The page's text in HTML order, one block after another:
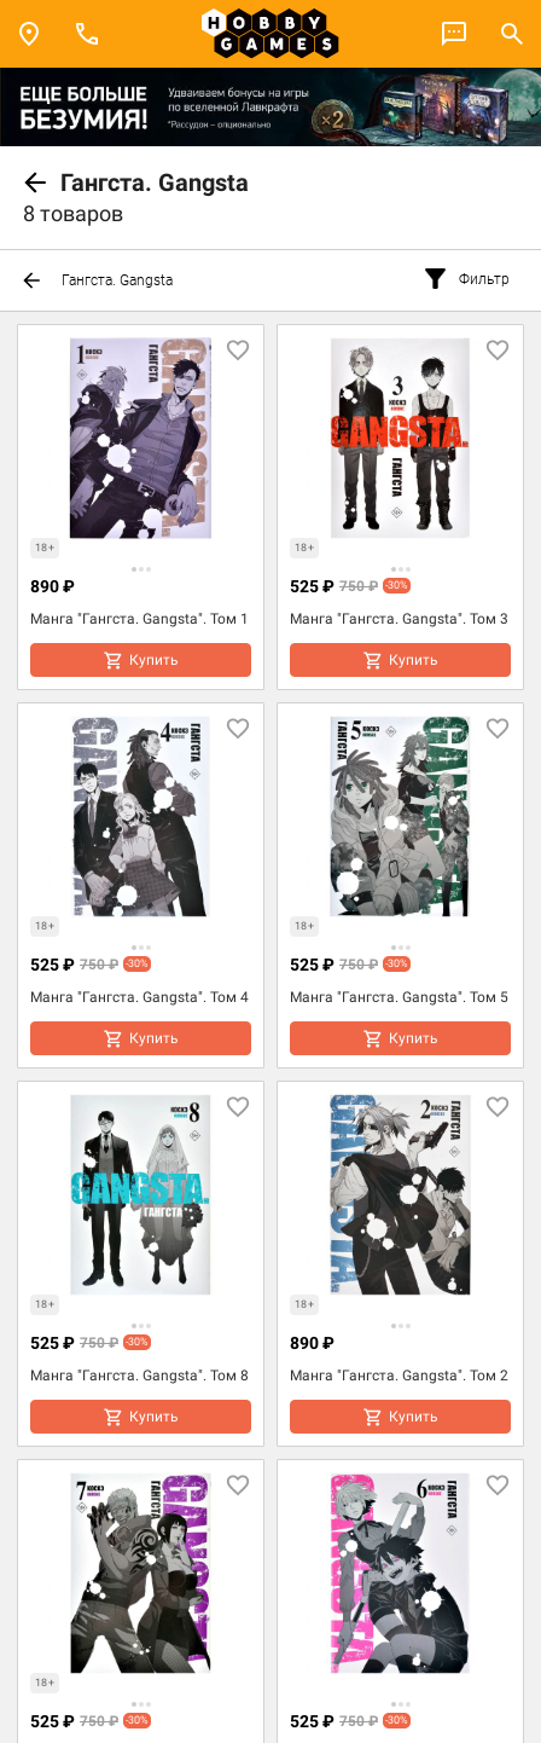
Гангста. Gangsta
8 товаров
Гангста. Gangsta Фильтр
18+
Манга "Гангста. Gangsta". Том 1
890 ₽
Купить
18+
Манга "Гангста. Gangsta". Том 3
525 ₽ 750 ₽ -30%
Купить
18+
Манга "Гангста. Gangsta". Том 4
525 ₽ 750 ₽ -30%
Купить
18+
Манга "Гангста. Gangsta". Том 5
525 ₽ 750 ₽ -30%
Купить
18+
Манга "Гангста. Gangsta". Том 8
525 ₽ 750 ₽ -30%
Купить
18+
Манга "Гангста. Gangsta". Том 2
890 ₽
Купить
18+
525 ₽ 750 ₽ -30% 525 ₽ 750 ₽ -30%